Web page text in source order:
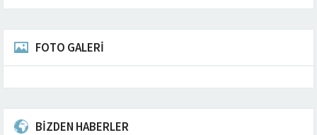
FOTO GALERİ
BİZDEN HABERLER